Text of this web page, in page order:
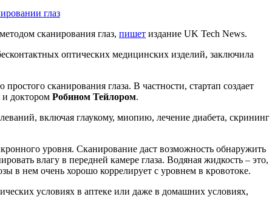
сканирования глаз, пишет издание UK Tech News.
оптических медицинских изделий, заключила
сканирования глаза. В частности, стартап создает
и доктором Робином Тейлором.
включая глаукому, миопию, лечение диабета, скрининг
уровня. Сканирование даст возможность обнаружить
влагу в передней камере глаза. Водяная жидкость – это,
в нем очень хорошо коррелирует с уровнем в кровотоке.
условиях в аптеке или даже в домашних условиях,